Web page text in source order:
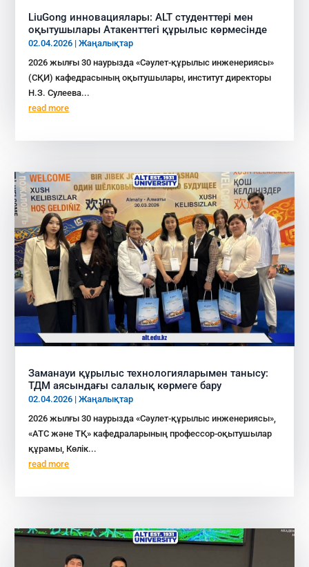
LiuGong инновациялары: ALT студенттері мен
оқытушылары Атакенттегі құрылыс көрмесінде
02.04.2026 |Жаңалықтар
2026 жылғы 30 наурызда «Сәулет-құрылыс инженериясы»
(СҚИ) кафедрасының оқытушылары, институт директоры
Н.З. Сулеева...
read more
Заманауи құрылыс технологияларымен танысу:
ТДМ аясындағы салалық көрмеге бару
02.04.2026 |Жаңалықтар
2026 жылғы 30 наурызда «Сәулет-құрылыс инженериясы»,
«АТС және ТҚ» кафедраларының профессор-оқытушылар
құрамы, Көлік...
read more